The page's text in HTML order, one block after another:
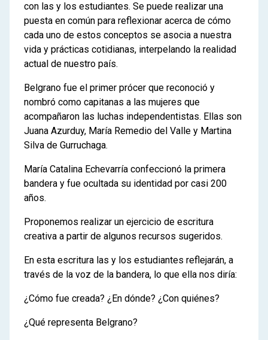
con las y los estudiantes. Se puede realizar una
puesta en común para reflexionar acerca de cómo
cada uno de estos conceptos se asocia a nuestra
vida y prácticas cotidianas, interpelando la realidad
actual de nuestro país.
Belgrano fue el primer prócer que reconoció y
nombró como capitanas a las mujeres que
acompañaron las luchas independentistas. Ellas son
Juana Azurduy, María Remedio del Valle y Martina
Silva de Gurruchaga.
María Catalina Echevarría confeccionó la primera
bandera y fue ocultada su identidad por casi 200
años.
Proponemos realizar un ejercicio de escritura
creativa a partir de algunos recursos sugeridos.
En esta escritura las y los estudiantes reflejarán, a
través de la voz de la bandera, lo que ella nos diría:
¿Cómo fue creada? ¿En dónde? ¿Con quiénes?
¿Qué representa Belgrano?